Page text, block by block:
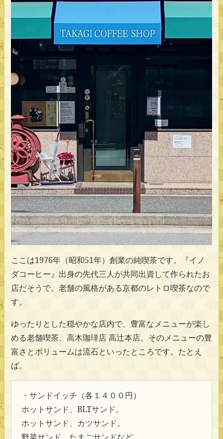
ここは1976年（昭和51年）創業の純喫茶です。『イノ
ダコーヒー』出身の先代三人が共同出資して作られたお
店だそうで。老舗の風格がある京都のレトロ喫茶なので
す。
ゆったりとした穏やかな店内で、豊富なメニューが楽し
める老舗喫茶、高木珈琲店 高辻本店。そのメニューの豊
富さとボリュームは流石といったところです。たとえ
ば。
・サンドイッチ（各１４００円）
ホットサンド、BLTサンド。
ホットサンド、カツサンド。